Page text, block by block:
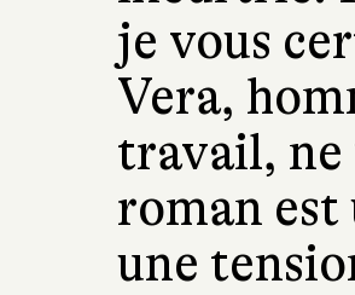
je vous
Vera,
travail, ne
roman est
une